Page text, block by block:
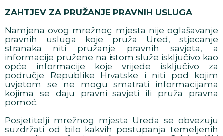
ZAHTJEV ZA PRUŽANJE PRAVNIH USLUGA
Namjena ovog mrežnog mjesta nije oglašavanje
pravnih usluga koje pruža Ured, stjecanje
stranaka niti pružanje pravnih savjeta, a
informacije pružene na istom služe isključivo kao
opće informacije koje vrijede isključivo za
područje Republike Hrvatske i niti pod kojim
uvjetom se ne mogu smatrati informacijama
kojima se daju pravni savjeti ili pruža pravna
pomoć.
Posjetitelji mrežnog mjesta Ureda se obvezuju
suzdržati od bilo kakvih postupanja temeljenih